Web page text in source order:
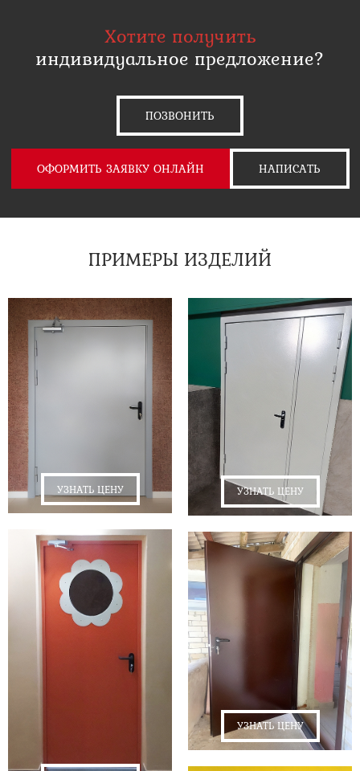
Хотите получить
индивидуальное предложение?
ПОЗВОНИТЬ
ОФОРМИТЬ ЗАЯВКУ ОНЛАЙН НАПИСАТЬ
ПРИМЕРЫ ИЗДЕЛИЙ
УЗНАТЬ ЦЕНУ УЗНАТЬ ЦЕНУ
УЗНАТЬ ЦЕНУ